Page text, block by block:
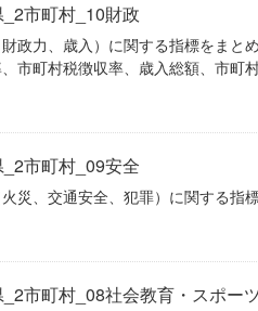
市町村_10財政
政力、歳入）に関する指標をまと
市町村税徴収率、歳入総額、市町
市町村_09安全
災、交通安全、犯罪）に関する指
市町村_08社会教育・スポー